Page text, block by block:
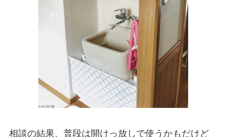
相談の結果、普段は開けっ放しで使うかもだけど